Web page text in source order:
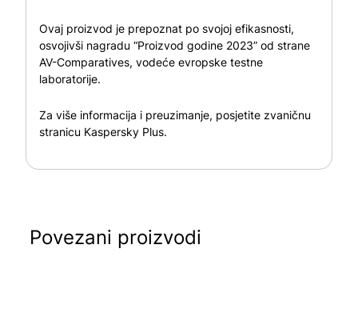
Ovaj proizvod je prepoznat po svojoj efikasnosti,
osvojivši nagradu “Proizvod godine 2023” od strane
AV-Comparatives, vodeće evropske testne
laboratorije.
Za više informacija i preuzimanje, posjetite zvaničnu
stranicu Kaspersky Plus.
Povezani proizvodi